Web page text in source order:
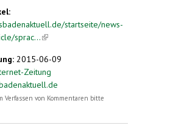
startseite/news-
sprac...(link is external)
2015-06-09
Zeitung
Regeln und Ausnahmen
Verfassen von Kommentaren bitte